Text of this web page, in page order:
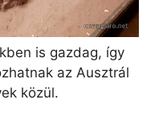
is gazdag, így
az Ausztrál
közül.